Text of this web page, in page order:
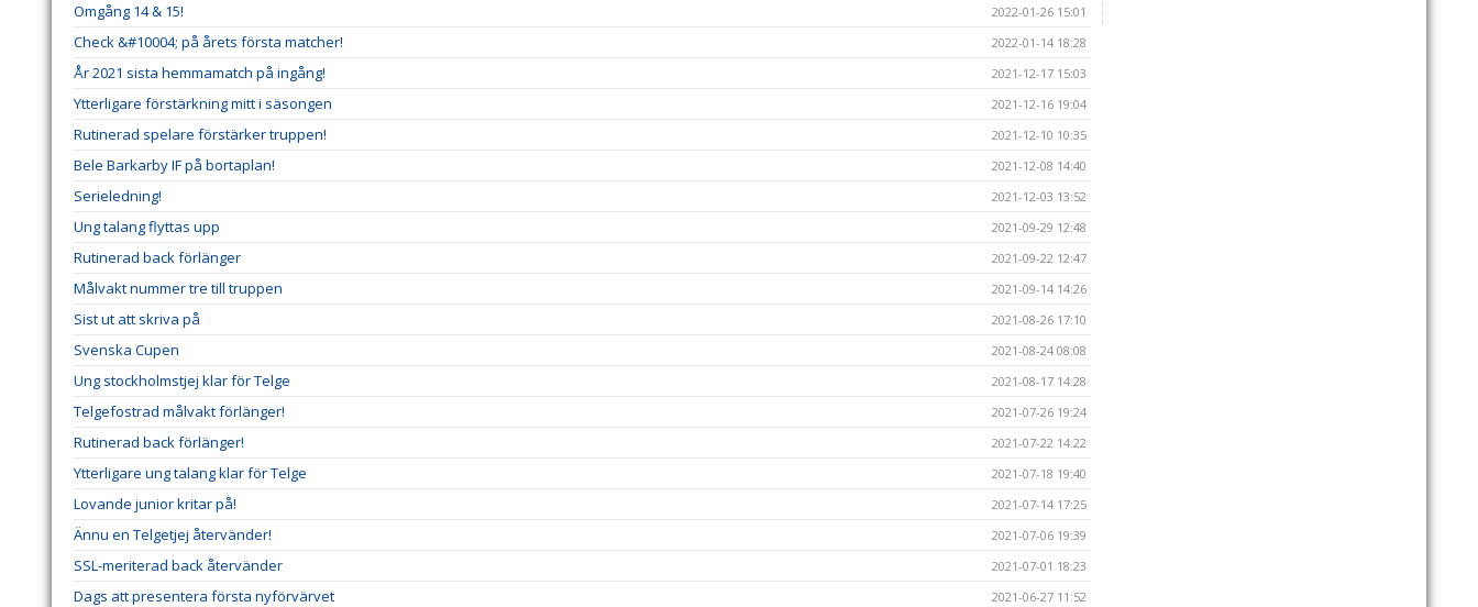
Omgång 14 & 15! 2022-01-26 15:01
Check &#10004; på årets första matcher! 2022-01-14 18:28
År 2021 sista hemmamatch på ingång! 2021-12-17 15:03
Ytterligare förstärkning mitt i säsongen 2021-12-16 19:04
Rutinerad spelare förstärker truppen! 2021-12-10 10:35
Bele Barkarby IF på bortaplan! 2021-12-08 14:40
Serieledning! 2021-12-03 13:52
Ung talang flyttas upp 2021-09-29 12:48
Rutinerad back förlänger 2021-09-22 12:47
Målvakt nummer tre till truppen 2021-09-14 14:26
Sist ut att skriva på 2021-08-26 17:10
Svenska Cupen 2021-08-24 08:08
Ung stockholmstjej klar för Telge 2021-08-17 14:28
Telgefostrad målvakt förlänger! 2021-07-26 19:24
Rutinerad back förlänger! 2021-07-22 14:22
Ytterligare ung talang klar för Telge 2021-07-18 19:40
Lovande junior kritar på! 2021-07-14 17:25
Ännu en Telgetjej återvänder! 2021-07-06 19:39
SSL-meriterad back återvänder 2021-07-01 18:23
Dags att presentera första nyförvärvet 2021-06-27 11:52